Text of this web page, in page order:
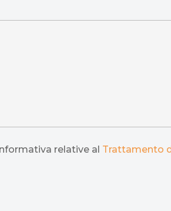
relative al Trattamento